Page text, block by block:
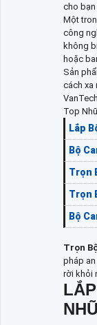
cho bạn
Một
công
không
hoặc
Sản
cách xa
Top
Lắp
Bộ
Trọn
Trọn
Bộ
Trọn
pháp
rời khỏi